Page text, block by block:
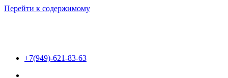
Перейти к содержимому
+7(949)-621-83-63